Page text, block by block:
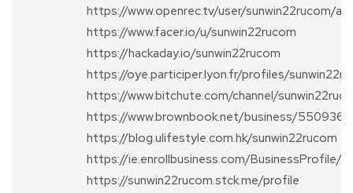
https://www.openrec.tv/user/sunwin22rucom/
https://www.facer.io/u/sunwin22rucom
https://hackaday.io/sunwin22rucom
https://oye.participer.lyon.fr/profiles/
https://www.bitchute.com/channel/
https://www.brownbook.net/business/
https://blog.ulifestyle.com.hk/sunwin22rucom
https://ie.enrollbusiness.com/BusinessProfile/
https://sunwin22rucom.stck.me/profile